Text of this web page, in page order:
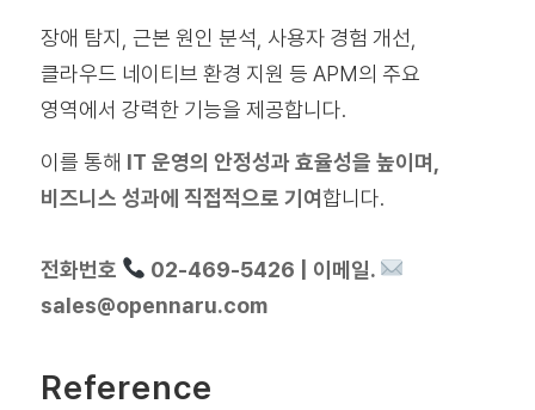
장애 탐지, 근본 원인 분석, 사용자 경험 개선,
클라우드 네이티브 환경 지원 등 APM의 주요
영역에서 강력한 기능을 제공합니다.
이를 통해 IT 운영의 안정성과 효율성을 높이며,
비즈니스 성과에 직접적으로 기여합니다.
전화번호
02-469-5426 | 이메일.
sales@opennaru.com
Reference